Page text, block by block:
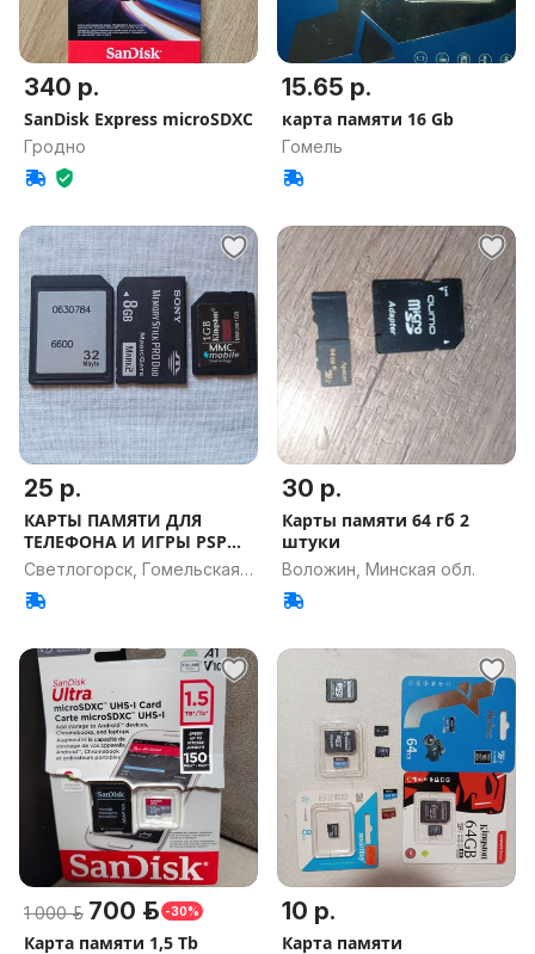
340 р.
SanDisk Express microSDXC
Гродно
15.65 р.
карта памяти 16 Gb
Гомель
25 р.
КАРТЫ ПАМЯТИ ДЛЯ
ТЕЛЕФОНА И ИГРЫ PSP
ОРИГИНАЛ
Светлогорск, Гомельская
обл.
30 р.
Карты памяти 64 гб 2
штуки
Воложин, Минская обл.
1 000 р. 700 р. -30%
Карта памяти 1,5 Tb
10 р.
Карта памяти